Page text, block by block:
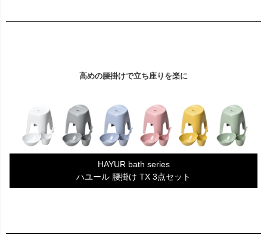
高めの腰掛けで立ち座りを楽に
HAYUR bath series
ハユール 腰掛け TX 3点セット